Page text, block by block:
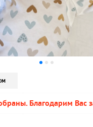
Благодарим Вас